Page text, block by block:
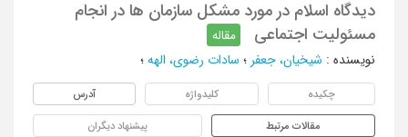
دیدگاه اسلام در مورد مشکل سازمان ها در انجام
مسئولیت اجتماعی
مقاله
نویسنده : شیخیان، جعفر ؛ سادات رضوی، الهه ؛
چکیده کلیدواژه آدرس
مقالات مرتبط پیشنهاد دیگران